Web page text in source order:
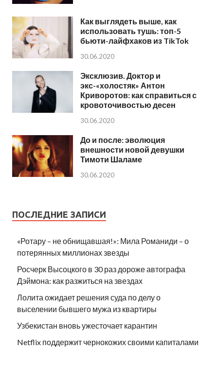
Как выглядеть выше, как
использовать тушь: топ-5
бьюти-лайфхаков из TikTok
30.06.2020
Эксклюзив. Доктор и
экс-«холостяк» Антон
Криворотов: как справиться с
кровоточивостью десен
30.06.2020
До и после: эволюция
внешности новой девушки
Тимоти Шаламе
30.06.2020
ПОСЛЕДНИЕ ЗАПИСИ
«Ротару – не обнищавшая!»: Мила Романиди – о
потерянных миллионах звезды
Росчерк Высоцкого в 30 раз дороже автографа
Дэймона: как разжиться на звездах
Лолита ожидает решения суда по делу о
выселении бывшего мужа из квартиры
Узбекистан вновь ужесточает карантин
Netflix поддержит чернокожих своими капиталами